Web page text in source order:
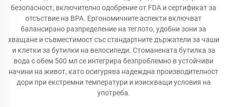
безопасност, включително одобрение от FDA и сертификат за
отсъствие на BPA. Ергономичните аспекти включват
балансирано разпределение на теглото, удобни зони за
хващане и съвместимост със стандартните държатели за чаши
и клетки за бутилки на велосипеди. Стоманената бутилка за
вода с обем 500 мл се интегрира безпроблемно в устойчиви
начини на живот, като осигурява надеждна производителност
дори при екстремни температури и изискващи условия на
употреба.